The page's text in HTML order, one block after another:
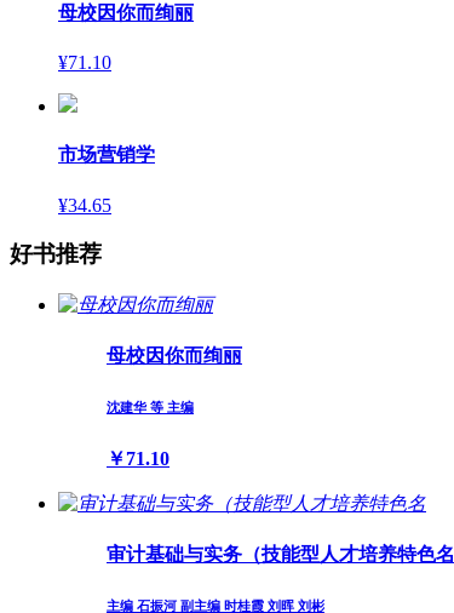
母校因你而绚丽
¥71.10
市场营销学
¥34.65
好书推荐
母校因你而绚丽
沈建华 等 主编
￥71.10
审计基础与实务（技能型人才培养特色名
主编 石振河 副主编 时桂霞 刘晖 刘彬